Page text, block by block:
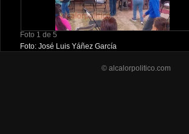
Foto 1 de 5
Foto: José Luis Yáñez García
© alcalorpolitico.com